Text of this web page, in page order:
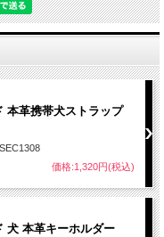
、北海道エリアのKitaca等沢
。またコンビニや自動販売機で
（ICカード）の併用できる物な
までのパスケースになかった立
いただいております。 また高
本革携帯犬ストラップ
価格:1,320円(税込)
犬 本革キーホルダー